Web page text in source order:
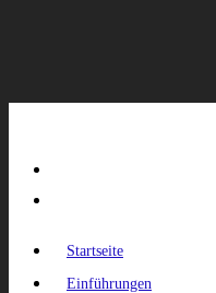
Startseite
Einführungen